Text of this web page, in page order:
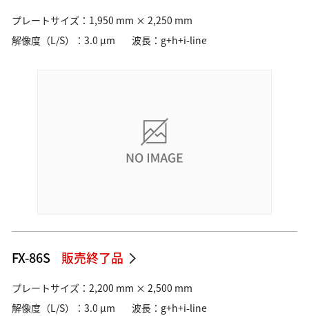
プレートサイズ：1,950 mm × 2,250 mm
解像度（L/S）：3.0 µm
波長：g+h+i-line
FX-86S 販売終了品
プレートサイズ：2,200 mm × 2,500 mm
解像度（L/S）：3.0 µm
波長：g+h+i-line